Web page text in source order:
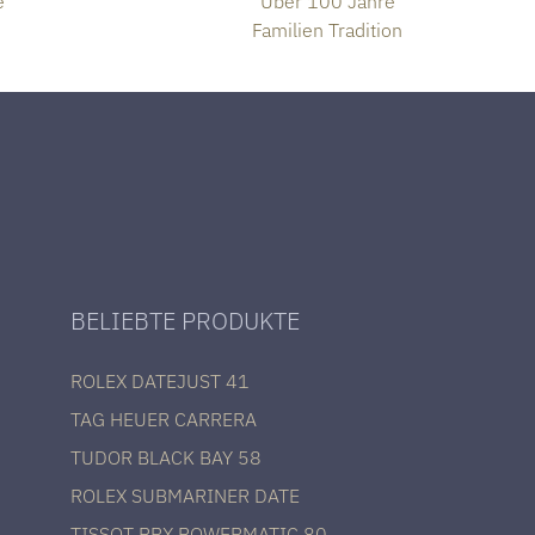
Familien Tradition
BELIEBTE PRODUKTE
ROLEX DATEJUST 41
TAG HEUER CARRERA
TUDOR BLACK BAY 58
ROLEX SUBMARINER DATE